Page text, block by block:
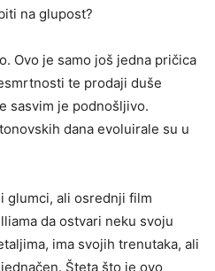
na glupost?
Ovo je samo još jedna pričica
te prodaji duše
sasvim je podnošljivo.
dana evoluirale su u
glumci, ali osrednji film
da ostvari neku svoju
ima svojih trenutaka, ali
Šteta što je ovo